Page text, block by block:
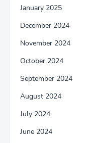
January 2025
December 2024
November 2024
October 2024
September 2024
August 2024
July 2024
June 2024